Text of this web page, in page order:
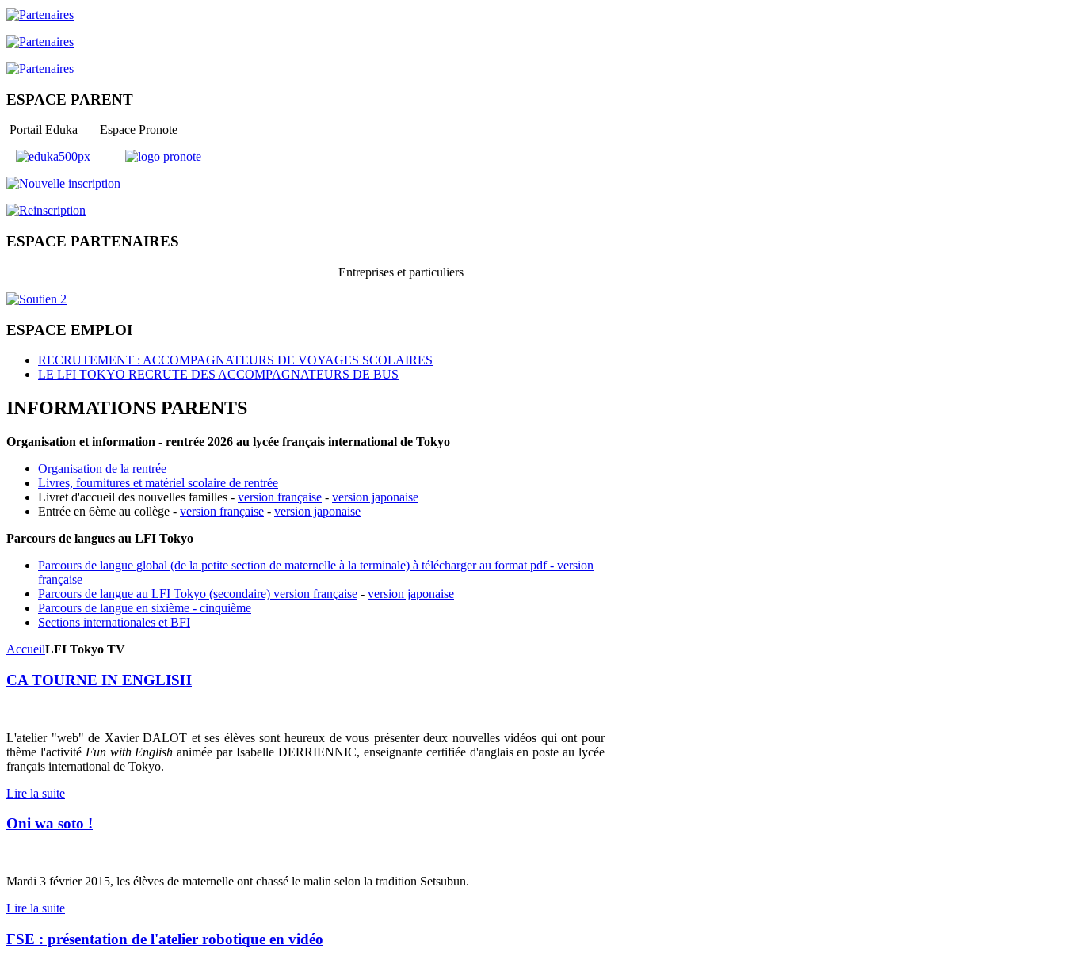
ESPACE PARENT
Portail Eduka Espace Pronote
ESPACE PARTENAIRES
Entreprises et particuliers
ESPACE EMPLOI
RECRUTEMENT : ACCOMPAGNATEURS DE VOYAGES SCOLAIRES
LE LFI TOKYO RECRUTE DES ACCOMPAGNATEURS DE BUS
INFORMATIONS PARENTS
Organisation et information - rentrée 2026 au lycée français international de Tokyo
Organisation de la rentrée
Livres, fournitures et matériel scolaire de rentrée
Livret d'accueil des nouvelles familles - version française - version japonaise
Entrée en 6ème au collège - version française - version japonaise
Parcours de langues au LFI Tokyo
Parcours de langue global (de la petite section de maternelle à la terminale) à télécharger au format pdf - version
française
Parcours de langue au LFI Tokyo (secondaire) version française - version japonaise
Parcours de langue en sixième - cinquième
Sections internationales et BFI
AccueilLFI Tokyo TV
CA TOURNE IN ENGLISH
L'atelier "web" de Xavier DALOT et ses élèves sont heureux de vous présenter deux nouvelles vidéos qui ont pour
thème l'activité Fun with English animée par Isabelle DERRIENNIC, enseignante certifiée d'anglais en poste au lycée
français international de Tokyo.
Lire la suite
Oni wa soto !
Mardi 3 février 2015, les élèves de maternelle ont chassé le malin selon la tradition Setsubun.
Lire la suite
FSE : présentation de l'atelier robotique en vidéo